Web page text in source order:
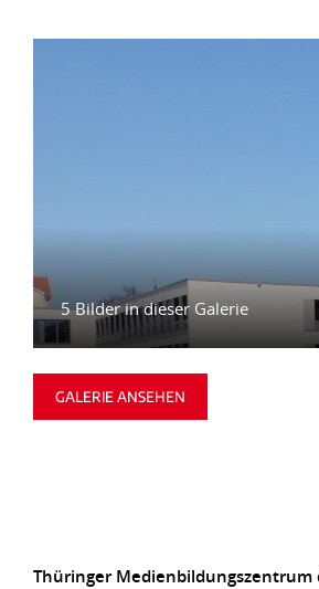
5 Bilder in dieser Galerie
GALERIE ANSEHEN
Thüringer Medienbildungszentrum